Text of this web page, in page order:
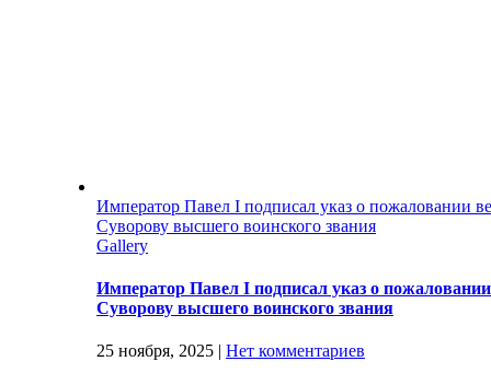
Император Павел I подписал указ о пожаловании
Суворову высшего воинского звания
Gallery
Император Павел I подписал указ о
Суворову высшего воинского звания
25 ноября, 2025 | Нет комментариев